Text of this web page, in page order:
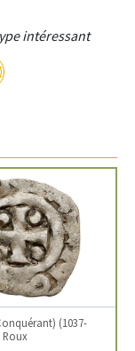
intéressant
(1037-
Roux